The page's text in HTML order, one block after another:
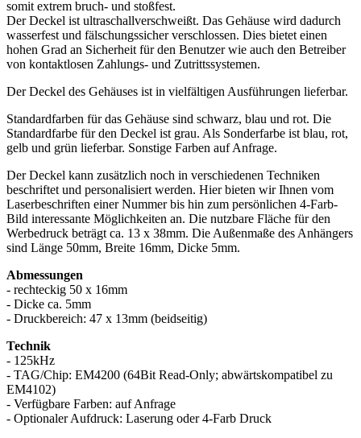
somit extrem bruch- und stoßfest.
Der Deckel ist ultraschallverschweißt. Das Gehäuse wird dadurch
wasserfest und fälschungssicher verschlossen. Dies bietet einen
hohen Grad an Sicherheit für den Benutzer wie auch den Betreiber
von kontaktlosen Zahlungs- und Zutrittssystemen.
Der Deckel des Gehäuses ist in vielfältigen Ausführungen lieferbar.
Standardfarben für das Gehäuse sind schwarz, blau und rot. Die
Standardfarbe für den Deckel ist grau. Als Sonderfarbe ist blau, rot,
gelb und grün lieferbar. Sonstige Farben auf Anfrage.
Der Deckel kann zusätzlich noch in verschiedenen Techniken
beschriftet und personalisiert werden. Hier bieten wir Ihnen vom
Laserbeschriften einer Nummer bis hin zum persönlichen 4-Farb-
Bild interessante Möglichkeiten an. Die nutzbare Fläche für den
Werbedruck beträgt ca. 13 x 38mm. Die Außenmaße des Anhängers
sind Länge 50mm, Breite 16mm, Dicke 5mm.
Abmessungen
- rechteckig 50 x 16mm
- Dicke ca. 5mm
- Druckbereich: 47 x 13mm (beidseitig)
Technik
- 125kHz
- TAG/Chip: EM4200 (64Bit Read-Only; abwärtskompatibel zu
EM4102)
- Verfügbare Farben: auf Anfrage
- Optionaler Aufdruck: Laserung oder 4-Farb Druck